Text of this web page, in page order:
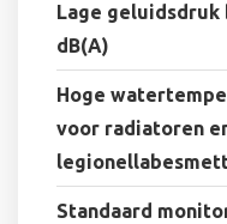
Lage geluidsdruk
dB(A)
Hoge
voor radiatoren
Standaard